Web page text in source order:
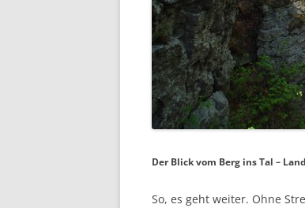
Der Blick vom Berg ins Tal –
So, es geht weiter. Ohne